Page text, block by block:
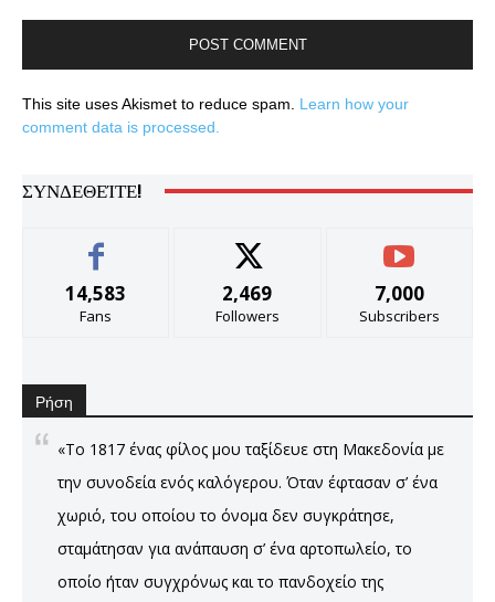
This site uses Akismet to reduce spam. Learn how your
comment data is processed.
ΣΥΝΔΕΘΕΊΤΕ!
14,583
Fans
2,469
Followers
7,000
Subscribers
Ρήση
«Το 1817 ένας φίλος μου ταξίδευε στη Μακεδονία με
την συνοδεία ενός καλόγερου. Όταν έφτασαν σ’ ένα
χωριό, του οποίου το όνομα δεν συγκράτησε,
σταμάτησαν για ανάπαυση σ’ ένα αρτοπωλείο, το
οποίο ήταν συγχρόνως και το πανδοχείο της